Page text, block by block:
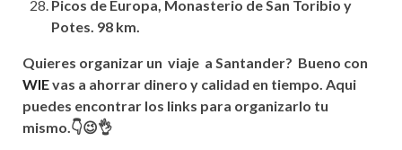
Picos de Europa, Monasterio de San Toribio y
Potes. 98 km.
Quieres organizar un viaje a Santander? Bueno con
WIEvas a ahorrar dinero y calidad en tiempo. Aqui
puedes encontrar los links para organizarlo tu
mismo .👇😉👌